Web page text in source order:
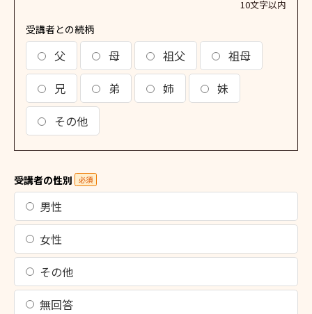
10文字以内
受講者との続柄
父 母 祖父
祖母
兄
弟 姉
妹
その他
受講者の性別 必須
男性
女性
その他
無回答